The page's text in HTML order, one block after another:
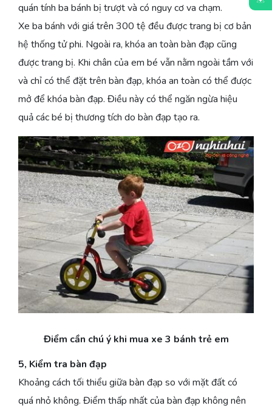
quán tính ba bánh bị trượt và có nguy cơ va chạm.
Xe ba bánh với giá trên 300 tệ đều được trang bị cơ bản
hệ thống tử phi. Ngoài ra, khóa an toàn bàn đạp cũng
được trang bị. Khi chân của em bé vẫn nằm ngoài tầm với
và chỉ có thể đặt trên bàn đạp, khóa an toàn có thể được
mở để khóa bàn đạp. Điều này có thể ngăn ngừa hiệu
quả các bé bị thương tích do bàn đạp tạo ra.
Điểm cần chú ý khi mua xe 3 bánh trẻ em
5, Kiểm tra bàn đạp
Khoảng cách tối thiểu giữa bàn đạp so với mặt đất có
quá nhỏ không. Điểm thấp nhất của bàn đạp không nên